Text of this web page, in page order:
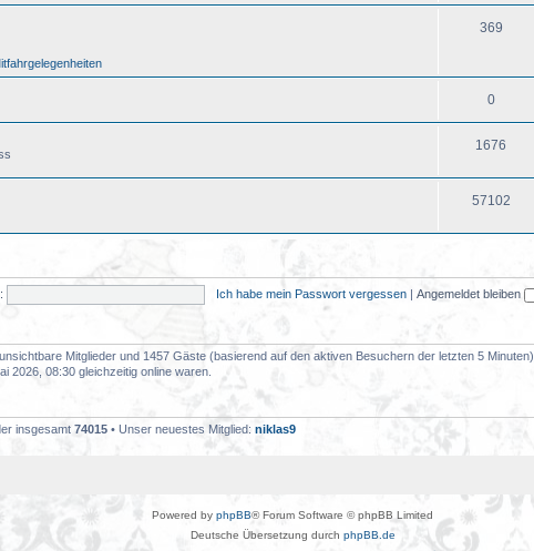
369
0
1676
57102
Ich habe mein Passwort vergessen | Angemeldet bleiben
Mitglieder und 1457 Gäste (basierend auf den aktiven Besuchern der letzten 5 Minuten)
2026, 08:30 gleichzeitig online waren.
insgesamt 74015 • Unser neuestes Mitglied: niklas9
Powered by phpBB® Forum Software © phpBB Limited
Deutsche Übersetzung durch phpBB.de